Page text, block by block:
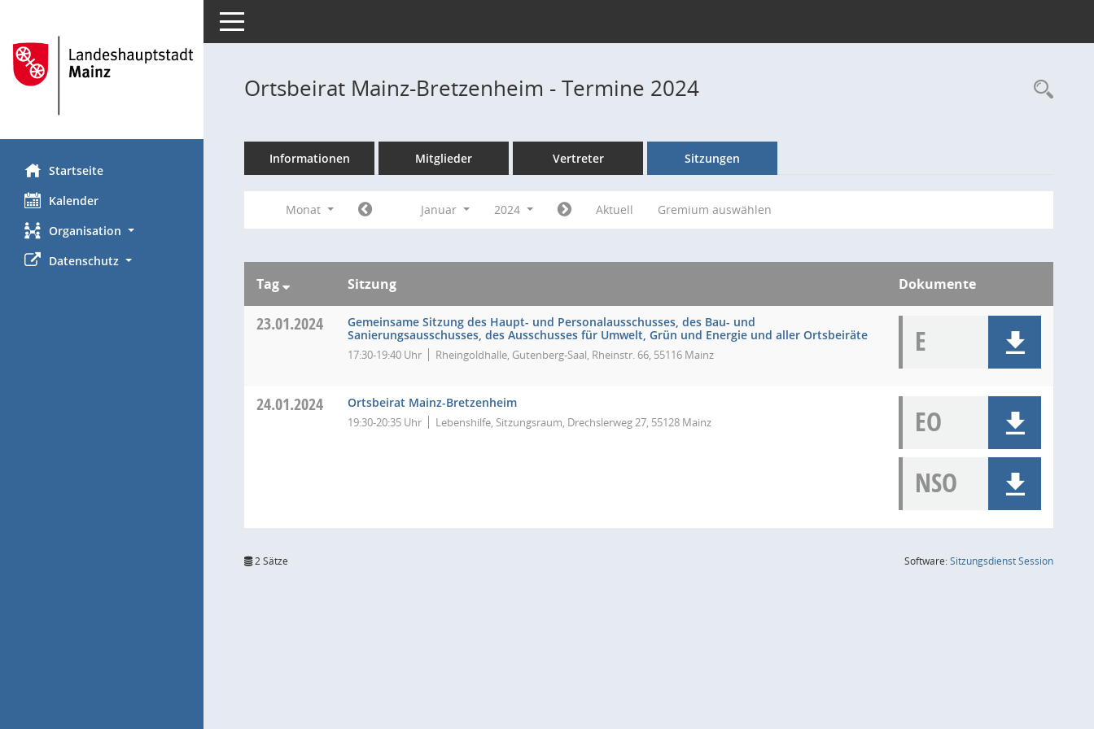
Startseite
Kalender
Organisation
Datenschutz
Toggle navigation
Ortsbeirat Mainz-Bretzenheim - Termine 2024
Informationen Mitglieder Vertreter Sitzungen
Monat Januar 2024 Aktuell Gremium auswählen
Tag Sitzung Dokumente
23.01.2024
Gemeinsame Sitzung des Haupt- und Personalausschusses, des Bau- und
Sanierungsausschusses, des Ausschusses für Umwelt, Grün und Energie und aller Ortsbeiräte
17:30-19:40 Uhr Rheingoldhalle, Gutenberg-Saal, Rheinstr. 66, 55116 Mainz E
24.01.2024 Ortsbeirat Mainz-Bretzenheim
19:30-20:35 Uhr Lebenshilfe, Sitzungsraum, Drechslerweg 27, 55128 Mainz
EO
NSO
2 Sätze Software:SitzungsdienstSession(Wird in